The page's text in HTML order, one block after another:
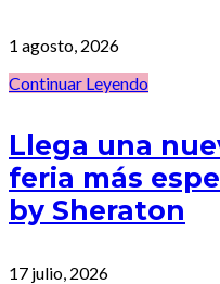
1 agosto, 2026
Continuar Leyendo
Llega una
feria más
by Sheraton
17 julio, 2026